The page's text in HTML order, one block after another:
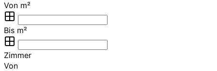
Von m²
Bis m²
Zimmer
Von